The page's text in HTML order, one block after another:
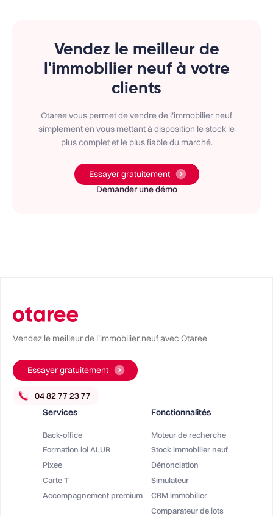
Vendez le meilleur de
l'immobilier neuf à votre
clients
Otaree vous permet de vendre de l’immobilier neuf
simplement en vous mettant à disposition le stock le
plus complet et le plus fiable du marché.
Essayer gratuitement
Demander une démo
Vendez le meilleur de l’immobilier neuf avec Otaree
Essayer gratuitement
Services
Back-office
Formation loi ALUR
Pixee
Carte T
Accompagnement premium
Fonctionnalités
Moteur de recherche
Stock immobilier neuf
Dénonciation
Simulateur
CRM immobilier
Comparateur de lots